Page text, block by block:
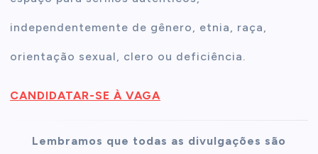
independentemente de gênero, etnia, raça,
orientação sexual, clero ou deficiência.
CANDIDATAR-SE À VAGA
Lembramos que todas as divulgações são